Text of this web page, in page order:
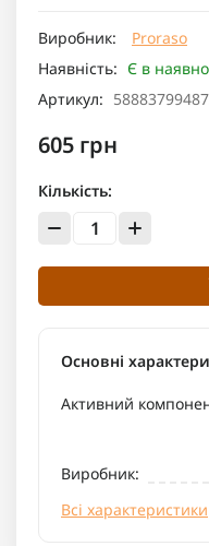
Виробник:
Proraso
Наявність: Є в
Артикул:
605 грн
Кількість:
Основні
Активний
Виробник:
Всі характеристики